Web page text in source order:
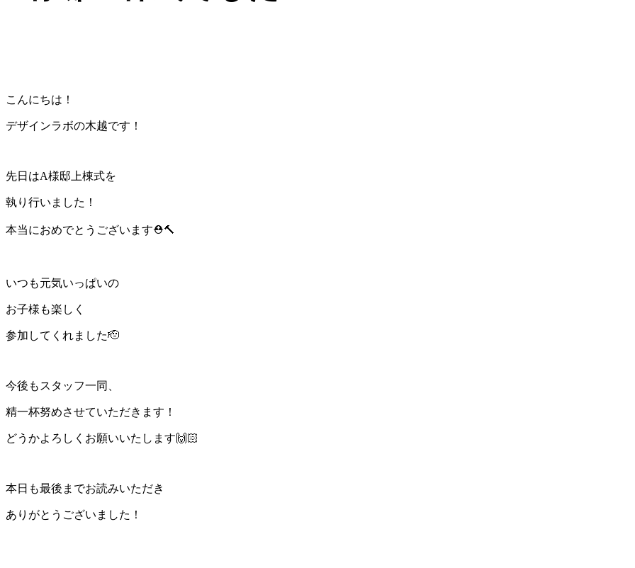
こんにちは！
デザインラボの木越です！
先日はA様邸上棟式を
執り行いました！
本当におめでとうございます⛑🔨
いつも元気いっぱいの
お子様も楽しく
参加してくれました🫡
今後もスタッフ一同、
精一杯努めさせていただきます！
どうかよろしくお願いいたします🙌🏻
本日も最後までお読みいただき
ありがとうございました！